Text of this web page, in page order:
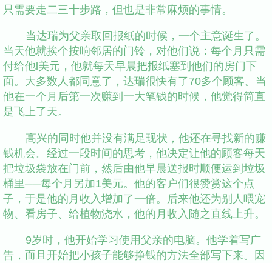
只需要走二三十步路，但也是非常麻烦的事情。
当达瑞为父亲取回报纸的时候，一个主意诞生了。
当天他就挨个按响邻居的门铃，对他们说：每个月只需
付给他l美元，他就每天早晨把报纸塞到他们的房门下
面。大多数人都同意了，达瑞很快有了70多个顾客。当
他在一个月后第一次赚到一大笔钱的时候，他觉得简直
是飞上了天。
高兴的同时他并没有满足现状，他还在寻找新的赚
钱机会。经过一段时间的思考，他决定让他的顾客每天
把垃圾袋放在门前，然后由他早晨送报时顺便运到垃圾
桶里──每个月另加1美元。他的客户们很赞赏这个点
子，于是他的月收入增加了一倍。后来他还为别人喂宠
物、看房子、给植物浇水，他的月收入随之直线上升。
9岁时，他开始学习使用父亲的电脑。他学着写广
告，而且开始把小孩子能够挣钱的方法全部写下来。因